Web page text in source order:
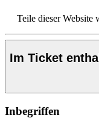
Teile dieser Website
Im Ticket
Inbegriffen